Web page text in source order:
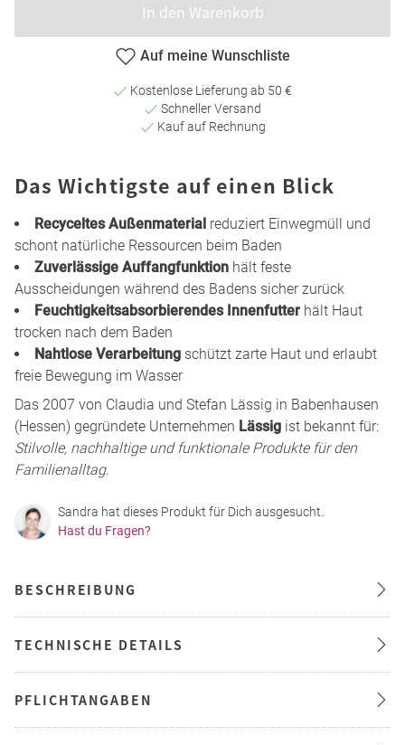
In den Warenkorb
Auf meine Wunschliste
Kostenlose Lieferung ab 50 €
Schneller Versand
Kauf auf Rechnung
Das Wichtigste auf einen Blick
Recyceltes Außenmaterial reduziert Einwegmüll und
schont natürliche Ressourcen beim Baden
Zuverlässige Auffangfunktion hält feste
Ausscheidungen während des Badens sicher zurück
Feuchtigkeitsabsorbierendes Innenfutter hält Haut
trocken nach dem Baden
Nahtlose Verarbeitung schützt zarte Haut und erlaubt
freie Bewegung im Wasser
Das 2007 von Claudia und Stefan Lässig in Babenhausen
(Hessen) gegründete Unternehmen Lässig ist bekannt für:
Stilvolle, nachhaltige und funktionale Produkte für den
Familienalltag.
Sandra hat dieses Produkt für Dich ausgesucht.
Hast du Fragen?
BESCHREIBUNG
TECHNISCHE DETAILS
PFLICHTANGABEN